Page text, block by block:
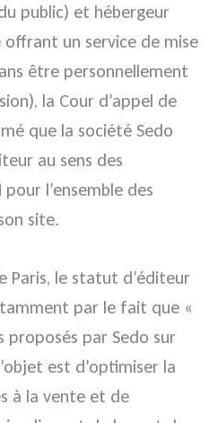
public) et hébergeur
un service de mise
être personnellement
la Cour d’appel de
que la société Sedo
au sens des
l’ensemble des
site.
Paris, le statut d’éditeur
par le fait que «
proposés par Sedo sur
est d’optimiser la
à la vente et de